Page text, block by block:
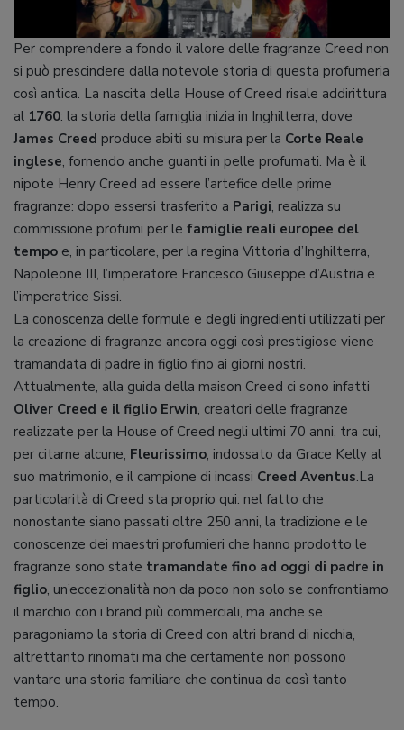
Per comprendere a fondo il valore delle fragranze Creed non
si può prescindere dalla notevole storia di questa profumeria
così antica. La nascita della House of Creed risale addirittura
al 1760: la storia della famiglia inizia in Inghilterra, dove
James Creed produce abiti su misura per la Corte Reale
inglese, fornendo anche guanti in pelle profumati. Ma è il
nipote Henry Creed ad essere l’artefice delle prime
fragranze: dopo essersi trasferito a Parigi, realizza su
commissione profumi per le famiglie reali europee del
tempo e, in particolare, per la regina Vittoria d’Inghilterra,
Napoleone III, l’imperatore Francesco Giuseppe d’Austria e
l’imperatrice Sissi.
La conoscenza delle formule e degli ingredienti utilizzati per
la creazione di fragranze ancora oggi così prestigiose viene
tramandata di padre in figlio fino ai giorni nostri.
Attualmente, alla guida della maison Creed ci sono infatti
Oliver Creed e il figlio Erwin, creatori delle fragranze
realizzate per la House of Creed negli ultimi 70 anni, tra cui,
per citarne alcune, Fleurissimo, indossato da Grace Kelly al
suo matrimonio, e il campione di incassi Creed Aventus.La
particolarità di Creed sta proprio qui: nel fatto che
nonostante siano passati oltre 250 anni, la tradizione e le
conoscenze dei maestri profumieri che hanno prodotto le
fragranze sono state tramandate fino ad oggi di padre in
figlio, un’eccezionalità non da poco non solo se confrontiamo
il marchio con i brand più commerciali, ma anche se
paragoniamo la storia di Creed con altri brand di nicchia,
altrettanto rinomati ma che certamente non possono
vantare una storia familiare che continua da così tanto
tempo.